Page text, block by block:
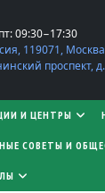
09:30−17:30
119071,
проспект,
И ЦЕНТРЫ
СОВЕТЫ И